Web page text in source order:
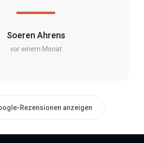
Soeren Ahrens
vor einem Monat
Rezensionen anzeigen